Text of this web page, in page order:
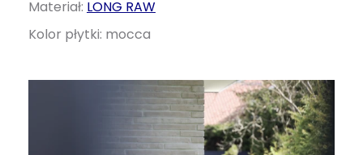
Materiał: LONG RAW
Kolor płytki: mocca